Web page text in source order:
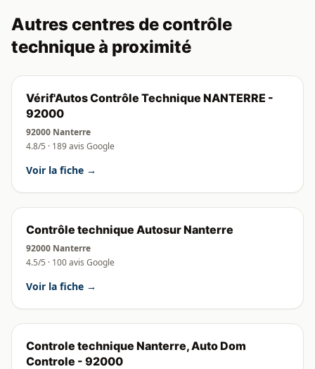
Autres centres de contrôle
technique à proximité
Vérif'Autos Contrôle Technique NANTERRE -
92000
92000 Nanterre
4.8/5 · 189 avis Google
Voir la fiche →
Contrôle technique Autosur Nanterre
92000 Nanterre
4.5/5 · 100 avis Google
Voir la fiche →
Controle technique Nanterre, Auto Dom
Controle - 92000